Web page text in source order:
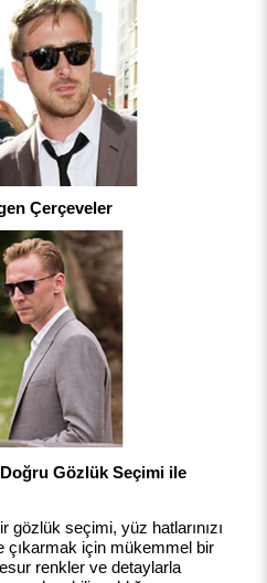
Çerçeveler
Gözlük Seçimi ile
seçimi, yüz hatlarınızı
çıkarmak için mükemmel bir
renkler ve detaylarla